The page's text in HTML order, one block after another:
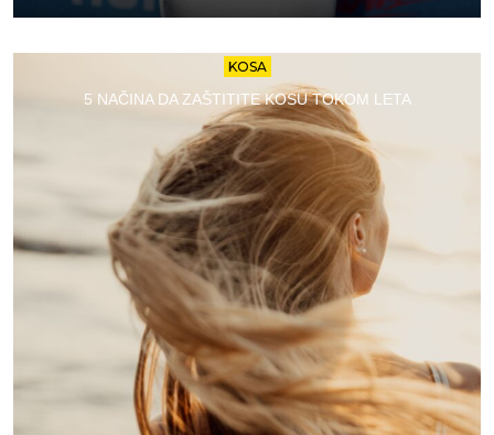
KOSA
5 NAČINA DA ZAŠTITITE KOSU TOKOM LETA